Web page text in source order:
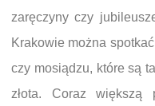
zaręczyny czy
Krakowie można
czy mosiądzu, które są
złota. Coraz większą